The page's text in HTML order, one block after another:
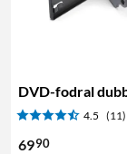
DVD-fodral
4.5 (11)
6990